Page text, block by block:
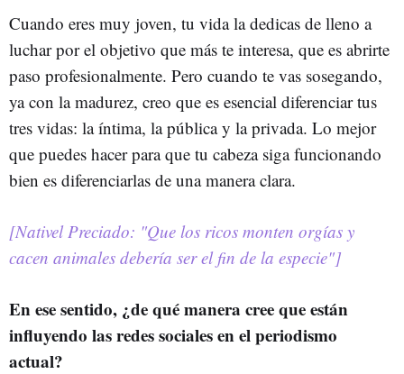
Cuando eres muy joven, tu vida la dedicas de lleno a
luchar por el objetivo que más te interesa, que es abrirte
paso profesionalmente. Pero cuando te vas sosegando,
ya con la madurez, creo que es esencial diferenciar tus
tres vidas: la íntima, la pública y la privada. Lo mejor
que puedes hacer para que tu cabeza siga funcionando
bien es diferenciarlas de una manera clara.
[Nativel Preciado: "Que los ricos monten orgías y
cacen animales debería ser el fin de la especie"]
En ese sentido, ¿de qué manera cree que están
influyendo las redes sociales en el periodismo
actual?